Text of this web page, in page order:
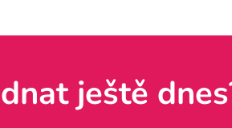
ještě